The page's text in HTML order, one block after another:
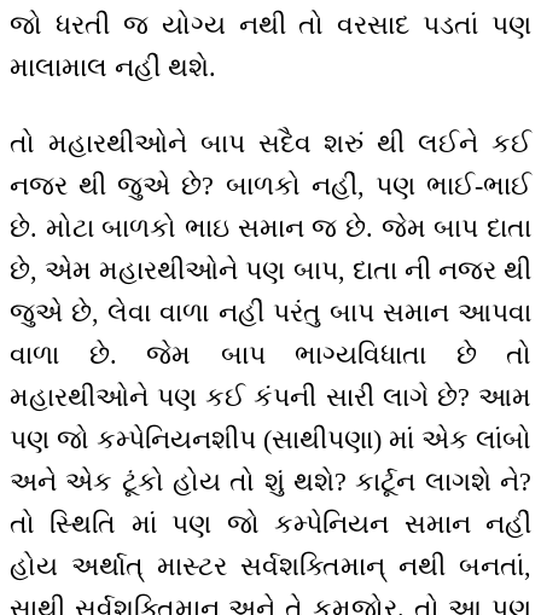
જો ધરતી જ યોગ્ય નથી તો વરસાદ પડતાં પણ
માલામાલ નહીં થશે.
તો મહારથીઓને બાપ સદૈવ શરું થી લઈને કઈ
નજર થી જુએ છે? બાળકો નહીં, પણ ભાઈ-ભાઈ
છે. મોટા બાળકો ભાઇ સમાન જ છે. જેમ બાપ દાતા
છે, એમ મહારથીઓને પણ બાપ, દાતા ની નજર થી
જુએ છે, લેવા વાળા નહીં પરંતુ બાપ સમાન આપવા
વાળા છે. જેમ બાપ ભાગ્યવિધાતા છે તો
મહારથીઓને પણ કઈ કંપની સારી લાગે છે? આમ
પણ જો કમ્પેનિયનશીપ (સાથીપણા) માં એક લાંબો
અને એક ટૂંકો હોય તો શું થશે? કાર્ટૂન લાગશે ને?
તો સ્થિતિ માં પણ જો કમ્પેનિયન સમાન નહીં
હોય અર્થાત્ માસ્ટર સર્વશક્તિમાન્ નથી બનતાં,
સાથી સર્વશક્તિમાન્ અને તે કમજોર. તો આ પણ